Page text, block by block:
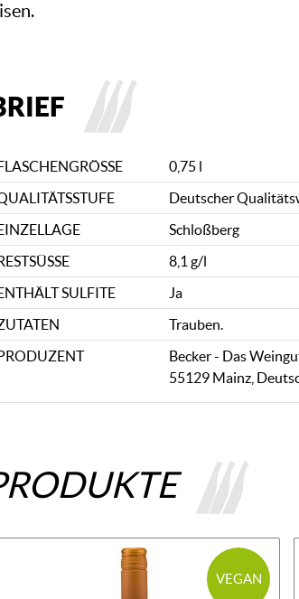
0,75 l
Deutscher
Schloßberg
8,1 g/l
SULFITE
Ja
Trauben.
Becker - Das
55129 Mainz,
VEGAN